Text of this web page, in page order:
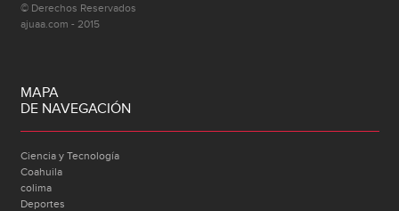
© Derechos Reservados
ajuaa.com - 2015
MAPA
DE NAVEGACIÓN
Ciencia y Tecnología
Coahuila
colima
Deportes